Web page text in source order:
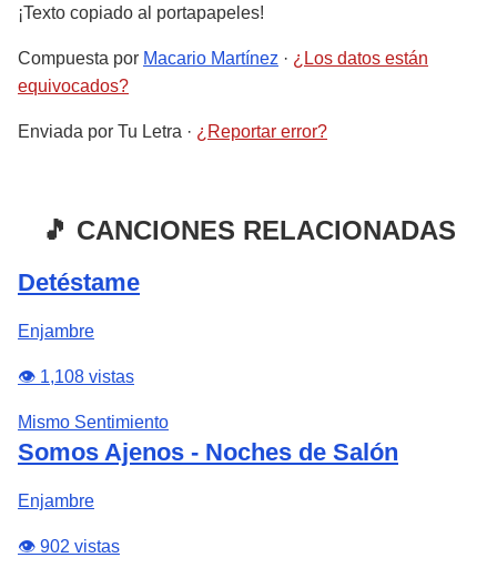
¡Texto copiado al portapapeles!
Compuesta por Macario Martínez · ¿Los datos están
equivocados?
Enviada por Tu Letra · ¿Reportar error?
🎵 CANCIONES RELACIONADAS
Detéstame
Enjambre
👁️ 1,108 vistas
Mismo Sentimiento
Somos Ajenos - Noches de Salón
Enjambre
👁️ 902 vistas